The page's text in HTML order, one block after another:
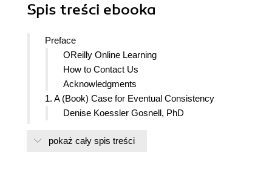
Spis treści ebooka
Preface
OReilly Online Learning
How to Contact Us
Acknowledgments
1. A (Book) Case for Eventual Consistency
Denise Koessler Gosnell, PhD
Sonia Mehta
pokaż cały spis treści